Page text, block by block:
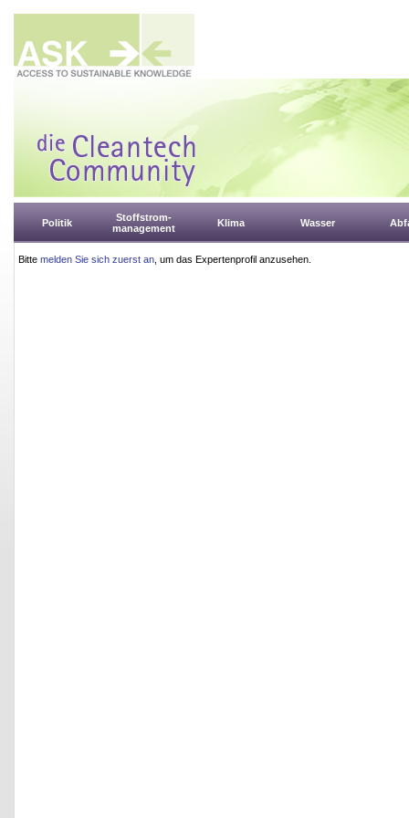
Politik
Stoffstrom-
management
Klima Wasser
Bitte melden Sie sich zuerst an , um das Expertenprofil anzusehen.